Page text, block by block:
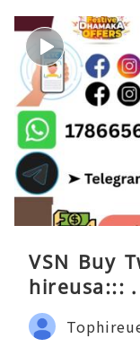
VSN Buy
hireusa::: .